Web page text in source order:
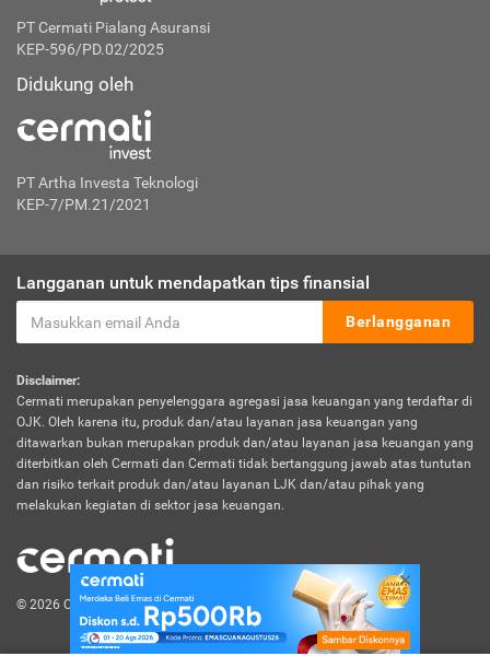
PT Cermati Pialang Asuransi
KEP-596/PD.02/2025
Didukung oleh
PT Artha Investa Teknologi
KEP-7/PM.21/2021
Langganan untuk mendapatkan tips finansial
Berlangganan
Disclaimer:
Cermati merupakan penyelenggara agregasi jasa keuangan yang terdaftar di
OJK. Oleh karena itu, produk dan/atau layanan jasa keuangan yang
ditawarkan bukan merupakan produk dan/atau layanan jasa keuangan yang
diterbitkan oleh Cermati dan Cermati tidak bertanggung jawab atas tuntutan
dan risiko terkait produk dan/atau layanan LJK dan/atau pihak yang
melakukan kegiatan di sektor jasa keuangan.
© 2026 Cermati. All Rights Reserved.